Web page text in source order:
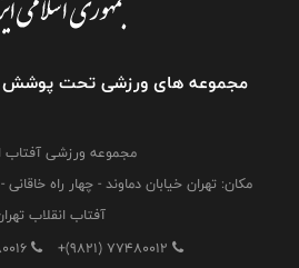
مجموعه های ورزشی تحت پوشش
مجموعه ورزشی آفتاب
مکان: تهران خیابان دماوند - چهار راه
آفتاب انقلاب
+(9821) 77480012